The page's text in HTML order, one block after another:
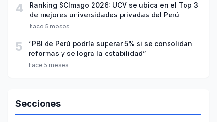
4
Ranking SCImago 2026: UCV se ubica en el Top 3
de mejores universidades privadas del Perú
hace 5 meses
5
“PBI de Perú podría superar 5% si se consolidan
reformas y se logra la estabilidad”
hace 5 meses
Secciones